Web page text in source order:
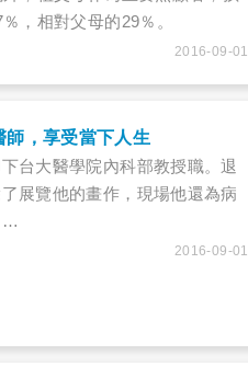
，相對父母的29％。
2016-09-01
，享受當下人生
台大醫學院內科部教授職。退
展覽他的畫作，現場他還為病
2016-09-01